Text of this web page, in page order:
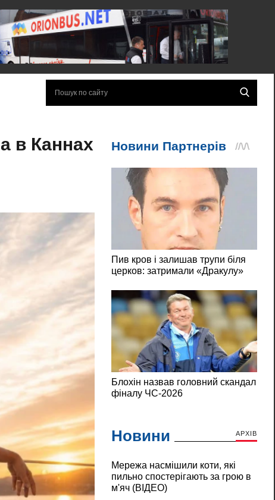
в Каннах
Новини АРХІВ
Мережа насмішили коти, які
пильно спостерігають за грою в
м'яч (ВІДЕО)